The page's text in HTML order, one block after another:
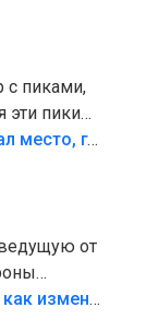
с пиками,
эти пики
«Попал на пику»: СК показал место, где был смертельно травмирован ребенок в Тольятти
от
слабо
Глава Тольятти рассказал, как изменится парк Центрального района